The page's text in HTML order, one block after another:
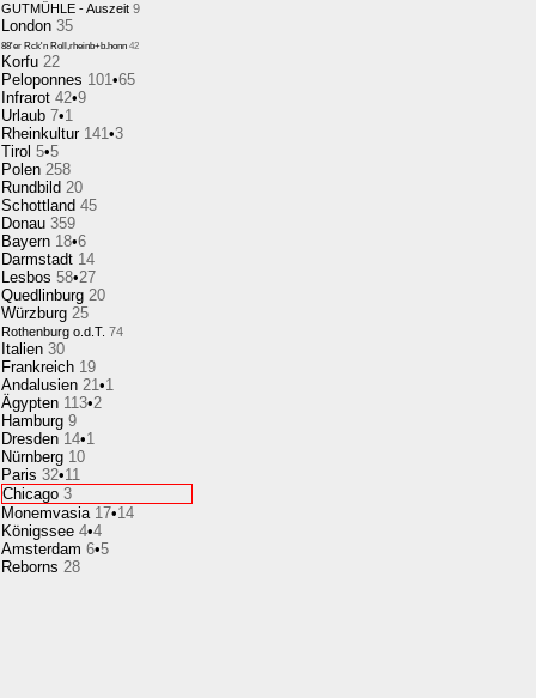
GUTMÜHLE - Auszeit 9
London 35
88'er Rck'n Roll,rheinb+b.honn 42
Korfu 22
Peloponnes 101•65
Infrarot 42•9
Urlaub 7•1
Rheinkultur 141•3
Tirol 5•5
Polen 258
Rundbild 20
Schottland 45
Donau 359
Bayern 18•6
Darmstadt 14
Lesbos 58•27
Quedlinburg 20
Würzburg 25
Rothenburg o.d.T. 74
Italien 30
Frankreich 19
Andalusien 21•1
Ägypten 113•2
Hamburg 9
Dresden 14•1
Nürnberg 10
Paris 32•11
Chicago 3
Monemvasia 17•14
Königssee 4•4
Amsterdam 6•5
Reborns 28